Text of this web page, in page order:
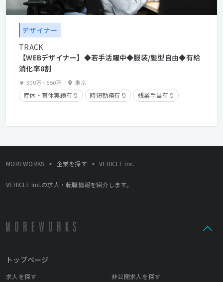
デザイナー
TRACK
【WEBデザイナー】◆若手活躍中◆服装/髪型自由◆有給
消化率8割
300万~550万 東京
産休・育休実績有り 時短勤務有り 残業手当有り
MOREWORKS > 企業を探す > VEHICLE inc.
VEHICLE inc.の求人・転職情報を紹介します。
トップページ
求人を探す
非公開求人を探す